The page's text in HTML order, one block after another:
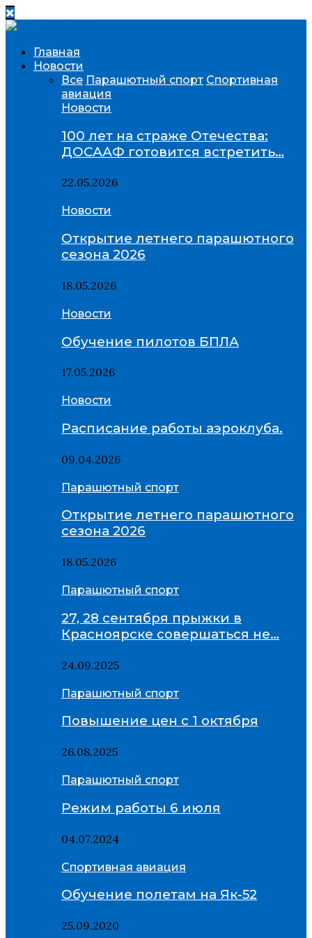
Главная
Новости
Все Парашютный спорт Спортивная
авиация
Новости
100 лет на страже Отечества:
ДОСААФ готовится встретить…
22.05.2026
Новости
Открытие летнего парашютного
сезона 2026
18.05.2026
Новости
Обучение пилотов БПЛА
17.05.2026
Новости
Расписание работы аэроклуба.
09.04.2026
Парашютный спорт
Открытие летнего парашютного
сезона 2026
18.05.2026
Парашютный спорт
27, 28 сентября прыжки в
Красноярске совершаться не…
24.09.2025
Парашютный спорт
Повышение цен с 1 октября
26.08.2025
Парашютный спорт
Режим работы 6 июля
04.07.2024
Спортивная авиация
Обучение полетам на Як-52
25.09.2020